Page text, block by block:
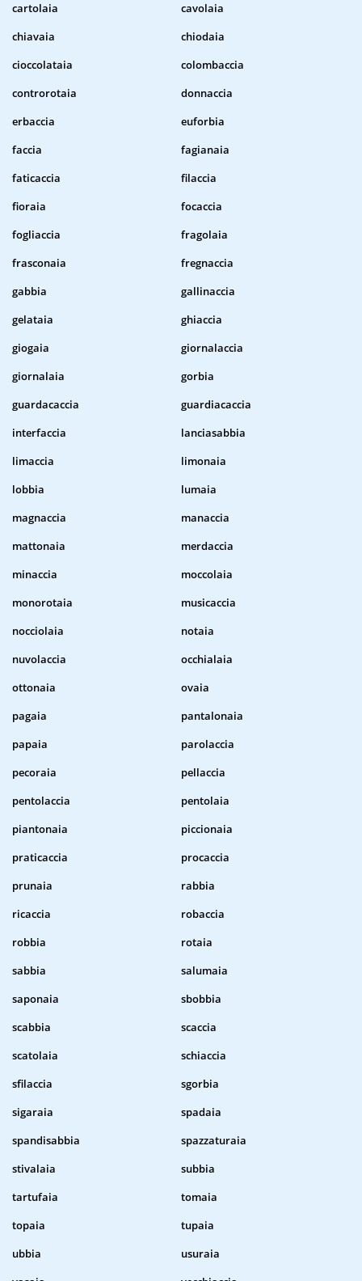
cartolaia
cavolaia
chiavaia
chiodaia
cioccolataia
colombaccia
controrotaia
donnaccia
erbaccia
euforbia
faccia
fagianaia
faticaccia
filaccia
fioraia
focaccia
fogliaccia
fragolaia
frasconaia
fregnaccia
gabbia
gallinaccia
gelataia
ghiaccia
giogaia
giornalaccia
giornalaia
gorbia
guardacaccia
guardiacaccia
interfaccia
lanciasabbia
limaccia
limonaia
lobbia
lumaia
magnaccia
manaccia
mattonaia
merdaccia
minaccia
moccolaia
monorotaia
musicaccia
nocciolaia
notaia
nuvolaccia
occhialaia
ottonaia
ovaia
pagaia
pantalonaia
papaia
parolaccia
pecoraia
pellaccia
pentolaccia
pentolaia
piantonaia
piccionaia
praticaccia
procaccia
prunaia
rabbia
ricaccia
robaccia
robbia
rotaia
sabbia
salumaia
saponaia
sbobbia
scabbia
scaccia
scatolaia
schiaccia
sfilaccia
sgorbia
sigaraia
spadaia
spandisabbia
spazzaturaia
stivalaia
subbia
tartufaia
tomaia
topaia
tupaia
ubbia
usuraia